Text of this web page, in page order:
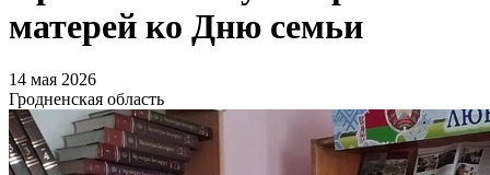
матерей ко Дню семьи
14 мая 2026
Гродненская область